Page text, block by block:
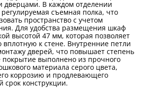
дверцами. В каждом отделении
съемная полка, что
пространство с учетом
Для удобства размещения шкаф
высотой 47 мм, которая позволяет
вплотную к стене. Внутренние петли
дверей, что повышает степень
выполнено из прочного
материала серого цвета,
коррозию и продлевающего
срок конструкции.